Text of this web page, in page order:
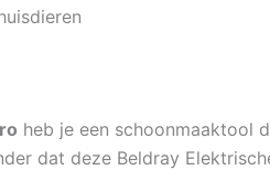
heb je een schoonmaaktool
dat deze Beldray